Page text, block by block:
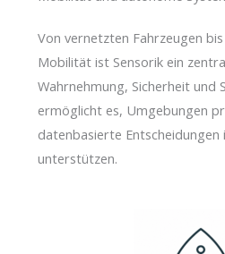
Von vernetzten Fahrzeugen
Mobilität ist Sensorik ein
Wahrnehmung, Sicherheit und
ermöglicht es, Umgebungen
datenbasierte Entscheidungen
unterstützen.